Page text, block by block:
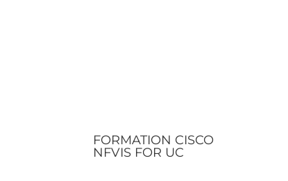
FORMATION CISCO
NFVIS FOR UC